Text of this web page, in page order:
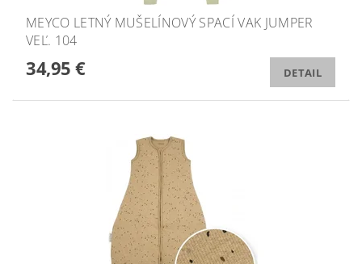
MEYCO LETNÝ MUŠELÍNOVÝ SPACÍ VAK JUMPER
VEĽ. 104
34,95 € DETAIL